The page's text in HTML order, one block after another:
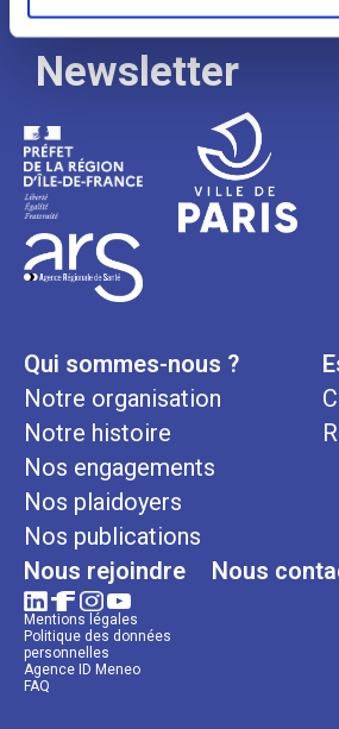
Newsletter
Qui sommes-nous ?
Notre organisation
Notre histoire
Nos engagements
Nos plaidoyers
Nos publications
Nous rejoindre Nous
Mentions légales
Politique des données
personnelles
Agence ID Meneo
FAQ